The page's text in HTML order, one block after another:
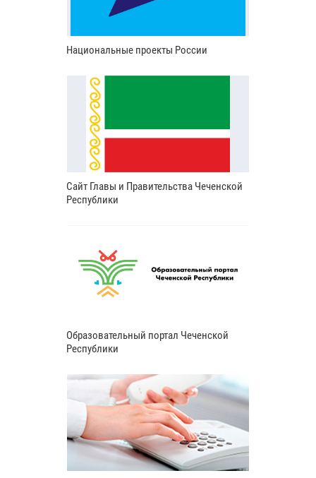
Национальные проекты России
Сайт Главы и Правительства Чеченской
Республики
Образовательный портал Чеченской
Республики